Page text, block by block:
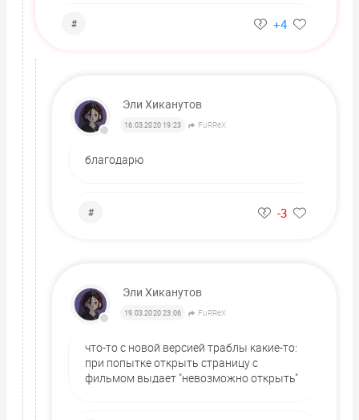
# +4
Эли Хиканутов
16.03.2020 19:23 FuRReX
благодарю
# -3
Эли Хиканутов
19.03.2020 23:06 FuRReX
что-то с новой версией траблы какие-то:
при попытке открыть страницу с
фильмом выдает "невозможно открыть"